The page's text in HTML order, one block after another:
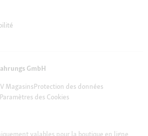
GmbH
MagasinsProtection des données
Paramètres des Cookies
valables pour la boutique en ligne